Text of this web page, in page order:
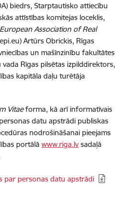
biedrs, Starptautisko attiecību
attīstības komitejas loceklis,
European Association of Real
Artūrs Obrickis, Rīgas
un mašīnzinību fakultātes
Rīgas pilsētas izpilddirektors,
kapitāla daļu turētāja
Vitaeforma, kā arī informatīvais
datu apstrādi publiskas
nodrošināšanai pieejams
portālā www.riga.lvsadaļā
par personas datu apstrādi